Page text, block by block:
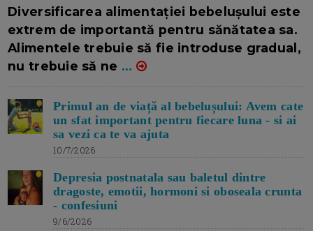
Diversificarea alimentației bebelușului este
extrem de importantă pentru sănătatea sa.
Alimentele trebuie să fie introduse gradual,
nu trebuie să ne ...
Primul an de viață al bebelușului: Avem cate
un sfat important pentru fiecare luna - si ai
sa vezi ca te va ajuta
10/7/2026
Depresia postnatala sau baletul dintre
dragoste, emotii, hormoni si oboseala crunta
- confesiuni
9/6/2026